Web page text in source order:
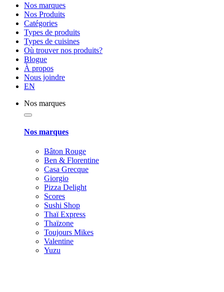
Nos marques
Nos Produits
Catégories
Types de produits
Types de cuisines
Où trouver nos produits?
Blogue
À propos
Nous joindre
EN
Nos marques
Nos marques
Bâton Rouge
Ben & Florentine
Casa Grecque
Giorgio
Pizza Delight
Scores
Sushi Shop
Thaï Express
Thaïzone
Toujours Mikes
Valentine
Yuzu